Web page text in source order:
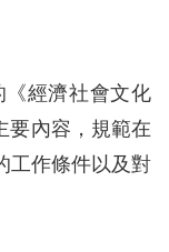
《經濟社會文化
要內容，規範在
工作條件以及對